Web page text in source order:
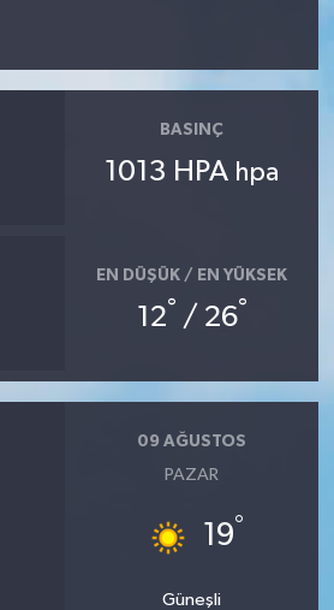
BASINÇ
1013 HPA hpa
EN DÜŞÜK / EN YÜKSEK
12° / 26°
09 AĞUSTOS
PAZAR
19°
Güneşli